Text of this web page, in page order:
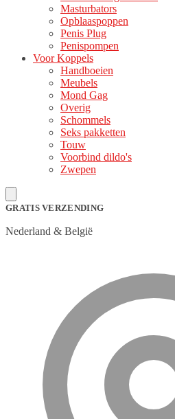
Masturbators
Opblaaspoppen
Penis Plug
Penispompen
Voor Koppels
Handboeien
Meubels
Mond Gag
Overig
Schommels
Seks pakketten
Touw
Voorbind dildo's
Zwepen
GRATIS VERZENDING
Nederland & België